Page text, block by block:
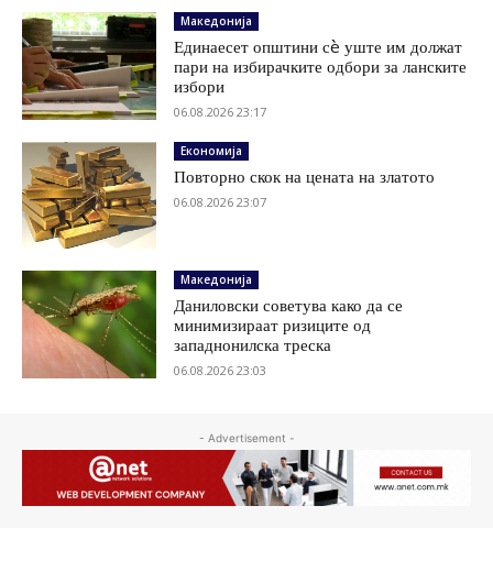
Македонија
Единаесет општини сè уште им должат
пари на избирачките одбори за ланските
избори
06.08.2026 23:17
Економија
Повторно скок на цената на златото
06.08.2026 23:07
Македонија
Даниловски советува како да се
минимизираат ризиците од
западнонилска треска
06.08.2026 23:03
- Advertisement -